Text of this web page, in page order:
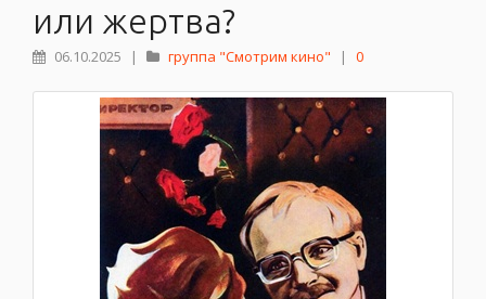
или жертва?
06.10.2025 | группа "Смотрим кино" | 0